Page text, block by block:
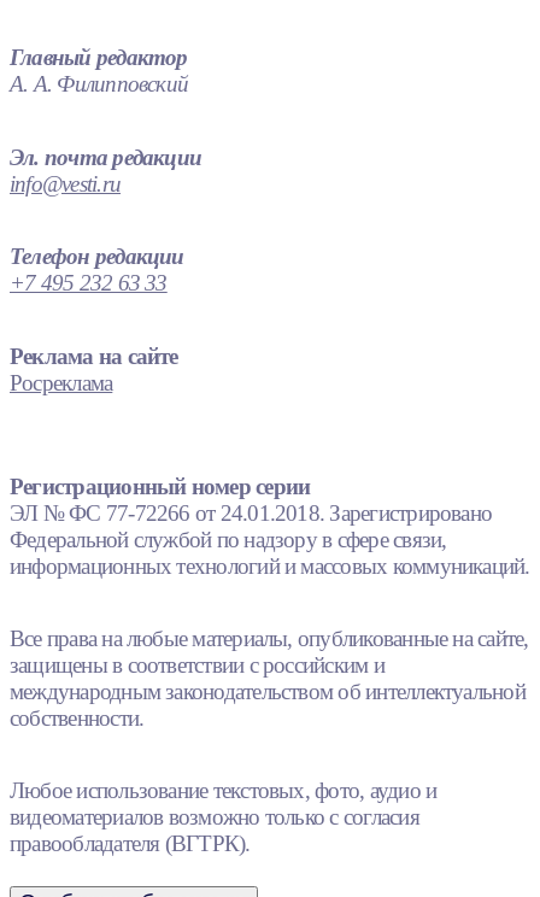
Главный редактор
А. А. Филипповский
Эл. почта редакции
info@vesti.ru
Телефон редакции
+7 495 232 63 33
Реклама на сайте
Росреклама
Регистрационный номер серии
ЭЛ № ФС 77-72266 от 24.01.2018. Зарегистрировано
Федеральной службой по надзору в сфере связи,
информационных технологий и массовых коммуникаций.
Все права на любые материалы, опубликованные на сайте,
защищены в соответствии с российским и
международным законодательством об интеллектуальной
собственности.
Любое использование текстовых, фото, аудио и
видеоматериалов возможно только с согласия
правообладателя (ВГТРК).